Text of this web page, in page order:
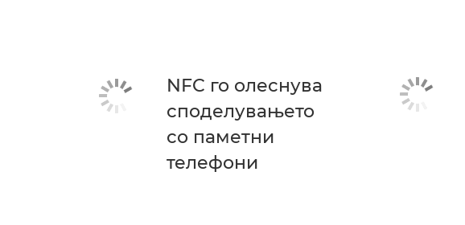
NFC го олеснува
споделувањето
со паметни
телефони